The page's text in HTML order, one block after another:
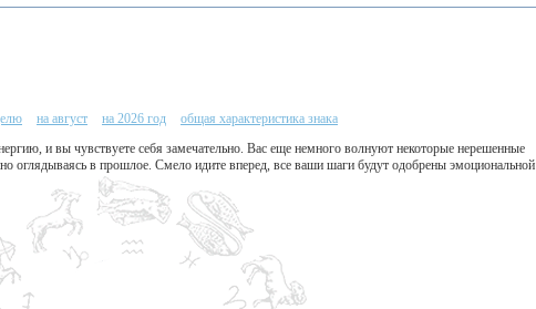
на август на 2026 год
общая характеристика знака
и вы чувствуете себя замечательно. Вас еще немного волнуют некоторые нерешенные
оглядываясь в прошлое. Смело идите вперед, все ваши шаги будут одобрены эмоциональной